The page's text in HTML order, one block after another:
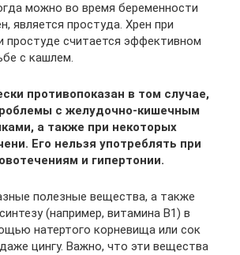
можно во время беременности
является простуда. Хрен при
простуде считается эффективном
с кашлем.
противопоказан в том случае,
с желудочно-кишечным
а также при некоторых
Его нельзя употреблять при
и гипертонии.
полезные вещества, а также
(например, витамина В1) в
натертого корневища или сок
цингу. Важно, что эти вещества